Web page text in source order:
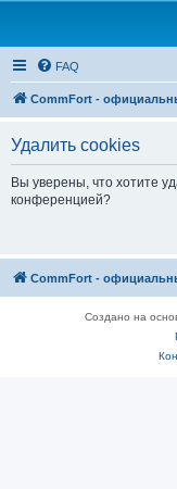
FAQ
CommFort -
Удалить cookies
Вы уверены, что хотите
конференцией?
CommFort -
Создано на